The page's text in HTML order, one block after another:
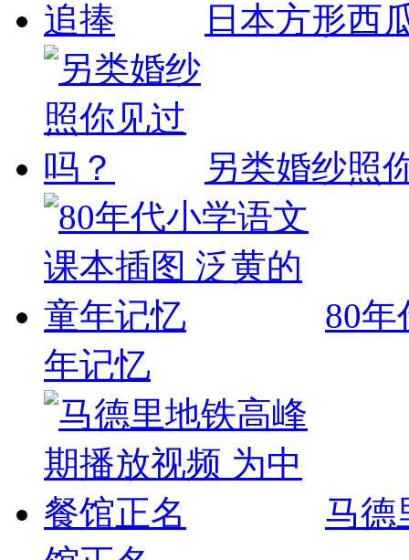
日本方形西
另类婚纱照
80
年记忆
马德